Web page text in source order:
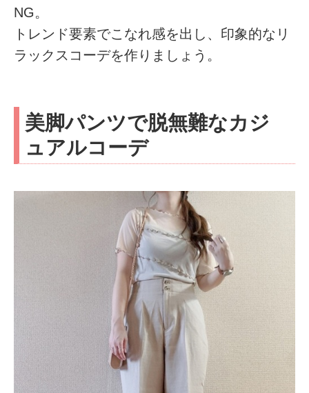
NG。
トレンド要素でこなれ感を出し、印象的なリ
ラックスコーデを作りましょう。
美脚パンツで脱無難なカジ
ュアルコーデ